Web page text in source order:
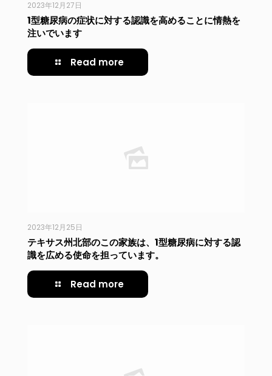
2023年12月27日
1型糖尿病の症状に対する認識を高めることに情熱を
注いでいます
Read more
2023年12月25日
テキサス州北部のこの家族は、1型糖尿病に対する認
識を広める使命を担っています。
Read more